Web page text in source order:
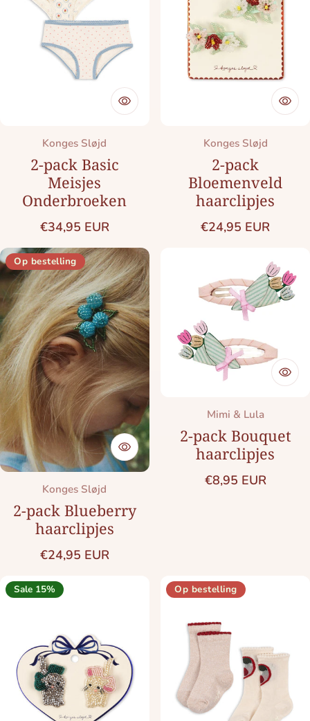
Merk:
Konges Sløjd
2-pack Basic
Meisjes
Onderbroeken
Normale prijs
€34,95 EUR
Merk:
Konges Sløjd
2-pack
Bloemenveld
haarclipjes
Normale prijs
€24,95 EUR
Op bestelling
Merk:
Konges Sløjd
2-pack Blueberry
haarclipjes
Normale prijs
€24,95 EUR
Merk:
Mimi & Lula
2-pack Bouquet
haarclipjes
Normale prijs
€8,95 EUR
Sale 15% Op bestelling